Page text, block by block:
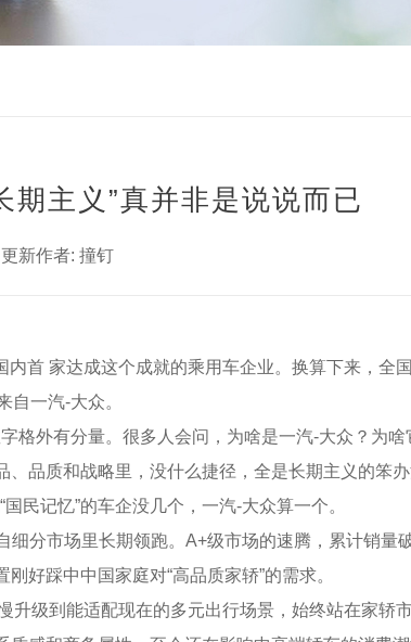
主义”真并非是说说而已
新作者: 撞钉
首 家达成这个成就的乘用车企业。换算下来，全
自一汽-大众。
外有分量。很多人会问，为啥是一汽-大众？为啥
品质和战略里，没什么捷径，全是长期主义的笨办
记忆”的车企没几个，一汽-大众算一个。
市场里长期领跑。A+级市场的速腾，累计销量
好踩中中国家庭对“高品质家轿”的需求。
级到能适配现在的多元出行场景，始终站在家轿市